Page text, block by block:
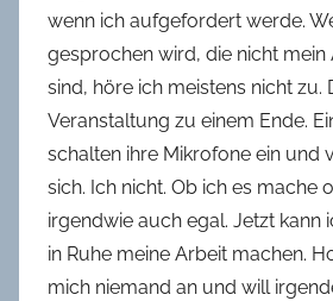
wenn ich aufgefordert werde.
gesprochen wird, die nicht mein
sind, höre ich meistens nicht zu.
Veranstaltung zu einem Ende.
schalten ihre Mikrofone ein und
sich. Ich nicht. Ob ich es mache
irgendwie auch egal. Jetzt kann
in Ruhe meine Arbeit machen.
mich niemand an und will